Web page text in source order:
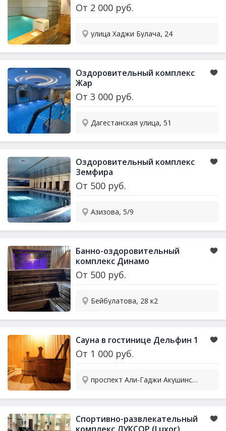
От 2 000 руб.
улица Хаджи Булача, 24
Оздоровительный комплекс
Жар
От3 000 руб.
Дагестанская улица, 51
Оздоровительный комплекс
Земфира
От 500 руб.
Азизова, 5/9
Банно-оздоровительный
комплекс Динамо
От 500 руб.
Бейбулатова, 28 к2
Сауна в гостинице Дельфин 1
От 1 000 руб.
проспект Али-Гаджи Акушинского, 94/6
Спортивно-развлекательный